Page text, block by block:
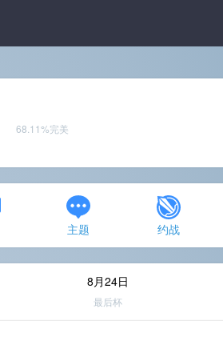
68.11%完美
主题 约战
8月24日
最后杯